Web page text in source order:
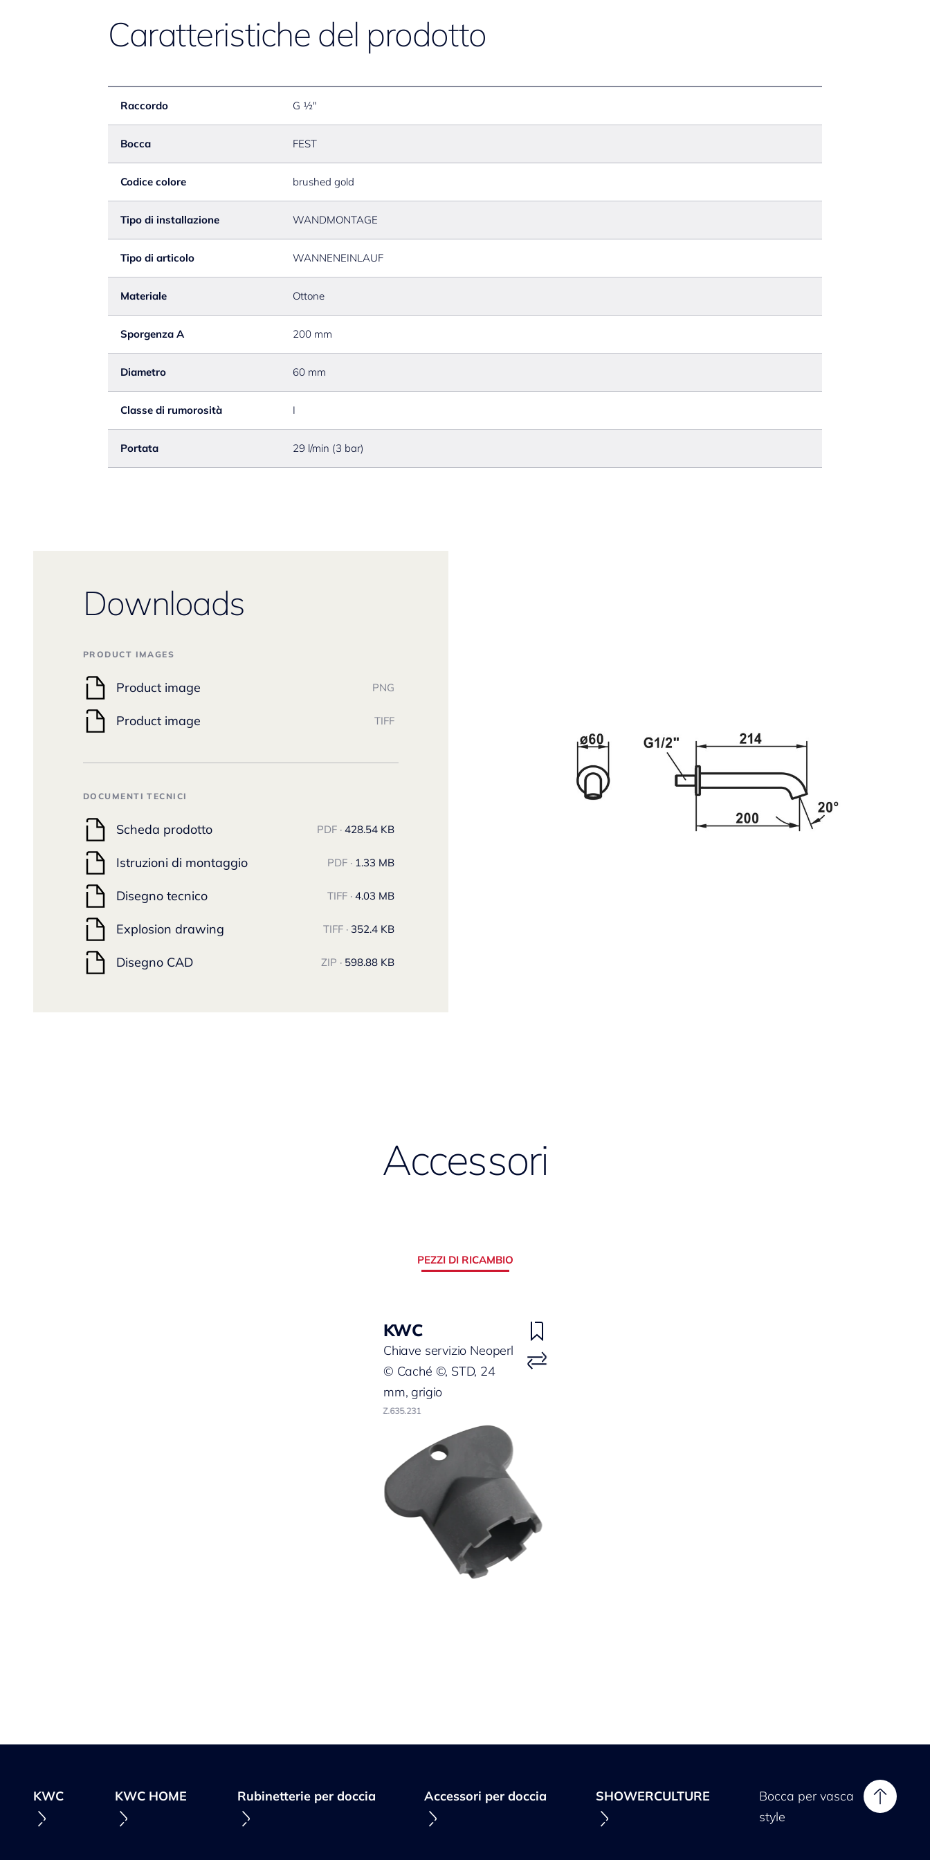
Caratteristiche del prodotto
Raccordo G ½"
Bocca FEST
Codice colore brushed gold
Tipo di installazione WANDMONTAGE
Tipo di articolo WANNENEINLAUF
Materiale Ottone
Sporgenza A 200 mm
Diametro 60 mm
Classe di rumorosità I
Portata 29 l/min (3 bar)
Downloads
PRODUCT IMAGES
Product image PNG
Product image TIFF
DOCUMENTI TECNICI
Scheda prodotto PDF · 428.54 KB
Istruzioni di montaggio PDF · 1.33 MB
Disegno tecnico TIFF · 4.03 MB
Explosion drawing TIFF · 352.4 KB
Disegno CAD ZIP · 598.88 KB
Accessori
PEZZI DI RICAMBIO
KWC
Chiave servizio Neoperl
© Caché ©, STD, 24
mm, grigio
Z.635.231
KWC KWC HOME Rubinetterie per doccia Accessori per doccia SHOWERCULTURE
Bocca per vasca
style